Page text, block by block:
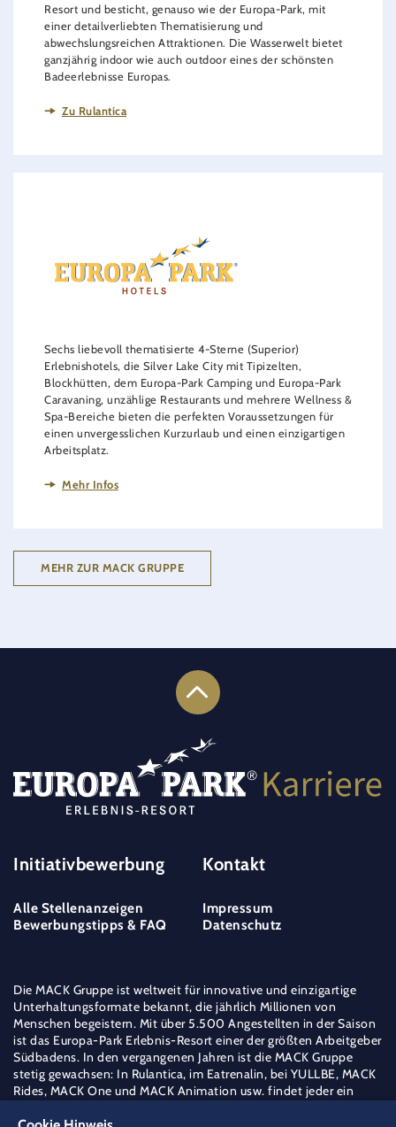
Resort und besticht, genauso wie der Europa-Park, mit
einer detailverliebten Thematisierung und
abwechslungsreichen Attraktionen. Die Wasserwelt bietet
ganzjährig indoor wie auch outdoor eines der schönsten
Badeerlebnisse Europas.
Zu Rulantica
Sechs liebevoll thematisierte 4-Sterne (Superior)
Erlebnishotels, die Silver Lake City mit Tipizelten,
Blockhütten, dem Europa-Park Camping und Europa-Park
Caravaning, unzählige Restaurants und mehrere Wellness &
Spa-Bereiche bieten die perfekten Voraussetzungen für
einen unvergesslichen Kurzurlaub und einen einzigartigen
Arbeitsplatz.
Mehr Infos
MEHR ZUR MACK GRUPPE
Die MACK Gruppe ist weltweit für innovative und einzigartige
Unterhaltungsformate bekannt, die jährlich Millionen von
Menschen begeistern. Mit über 5.500 Angestellten in der Saison
ist das Europa-Park Erlebnis-Resort einer der größten Arbeitgeber
Südbadens. In den vergangenen Jahren ist die MACK Gruppe
stetig gewachsen: In Rulantica, im Eatrenalin, bei YULLBE, MACK
Rides, MACK One und MACK Animation usw. findet jeder ein
Initiativbewerbung Kontakt
Alle Stellenanzeigen
Impressum
Bewerbungstipps & FAQ
Datenschutz